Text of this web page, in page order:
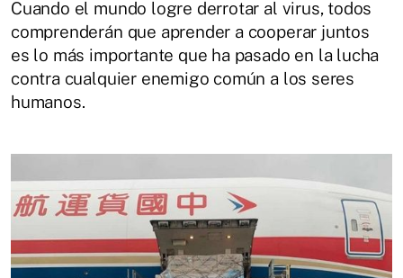
Cuando el mundo logre derrotar al virus, todos
comprenderán que aprender a cooperar juntos
es lo más importante que ha pasado en la lucha
contra cualquier enemigo común a los seres
humanos.